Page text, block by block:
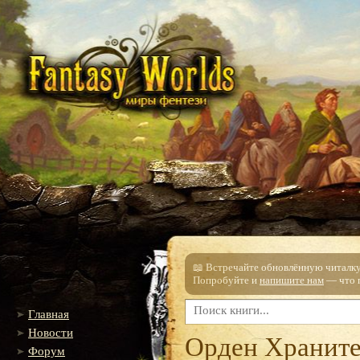
Главная
Новости
Форум
📖 Встречайте обновлённую
Попробуйте и напишите нам — что
Орден